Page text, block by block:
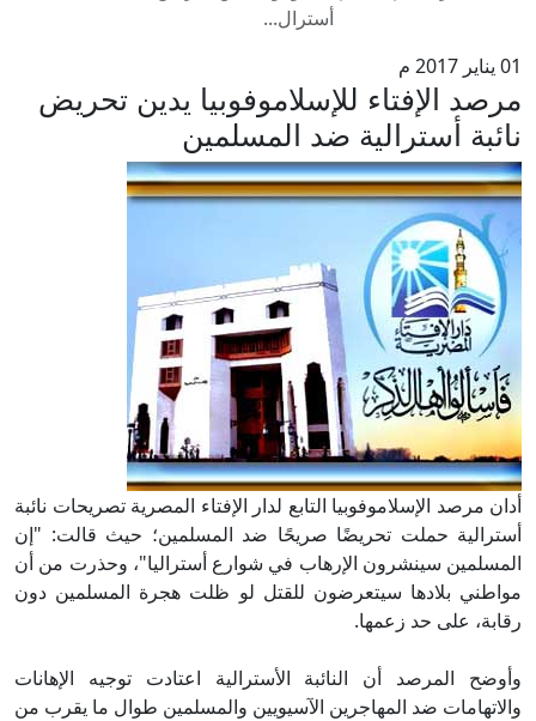
أسترال...
01 يناير 2017 م
مرصد الإفتاء للإسلاموفوبيا يدين تحريض
نائبة أسترالية ضد المسلمين
أدان مرصد الإسلاموفوبيا التابع لدار الإفتاء المصرية تصريحات نائبة
أسترالية حملت تحريضًا صريحًا ضد المسلمين؛ حيث قالت: "إن
المسلمين سينشرون الإرهاب في شوارع أستراليا"، وحذرت من أن
مواطني بلادها سيتعرضون للقتل لو ظلت هجرة المسلمين دون
رقابة، على حد زعمها.
وأوضح المرصد أن النائبة الأسترالية اعتادت توجيه الإهانات
والاتهامات ضد المهاجرين الآسيويين والمسلمين طوال ما يقرب من